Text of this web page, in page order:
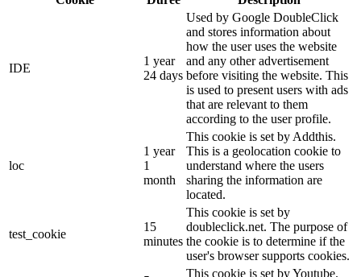
IDE
1 year
24 days
Used by Google DoubleClick
and stores information about
how the user uses the website
and any other advertisement
before visiting the website. This
is used to present users with ads
that are relevant to them
according to the user profile.
loc
1 year
1
month
This cookie is set by Addthis.
This is a geolocation cookie to
understand where the users
sharing the information are
located.
test_cookie
15
minutes
This cookie is set by
doubleclick.net. The purpose of
the cookie is to determine if the
user's browser supports cookies.
This cookie is set by Youtube.